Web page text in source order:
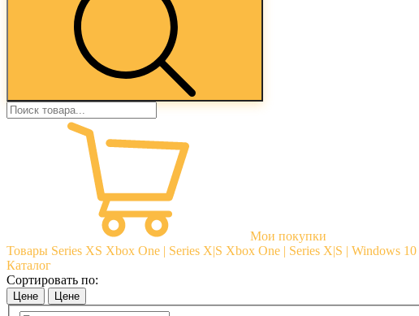
Мои покупки
Товары Series XS Xbox One | Series X|S Xbox One | Series X|S | Windows 10
Каталог
Сортировать по:
Цене Цене